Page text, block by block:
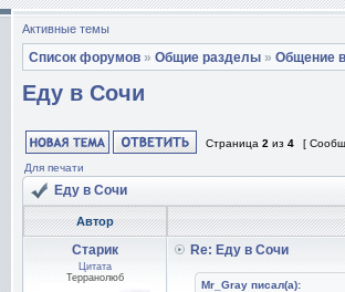
Активные темы
Список форумов » Общие разделы » Общение
Еду в Сочи
Страница 2 из 4
[
Для печати
Еду в Сочи
Автор
Старик
Цитата
Терранолюб
Re: Еду в Сочи
Mr_Gray писал(а):